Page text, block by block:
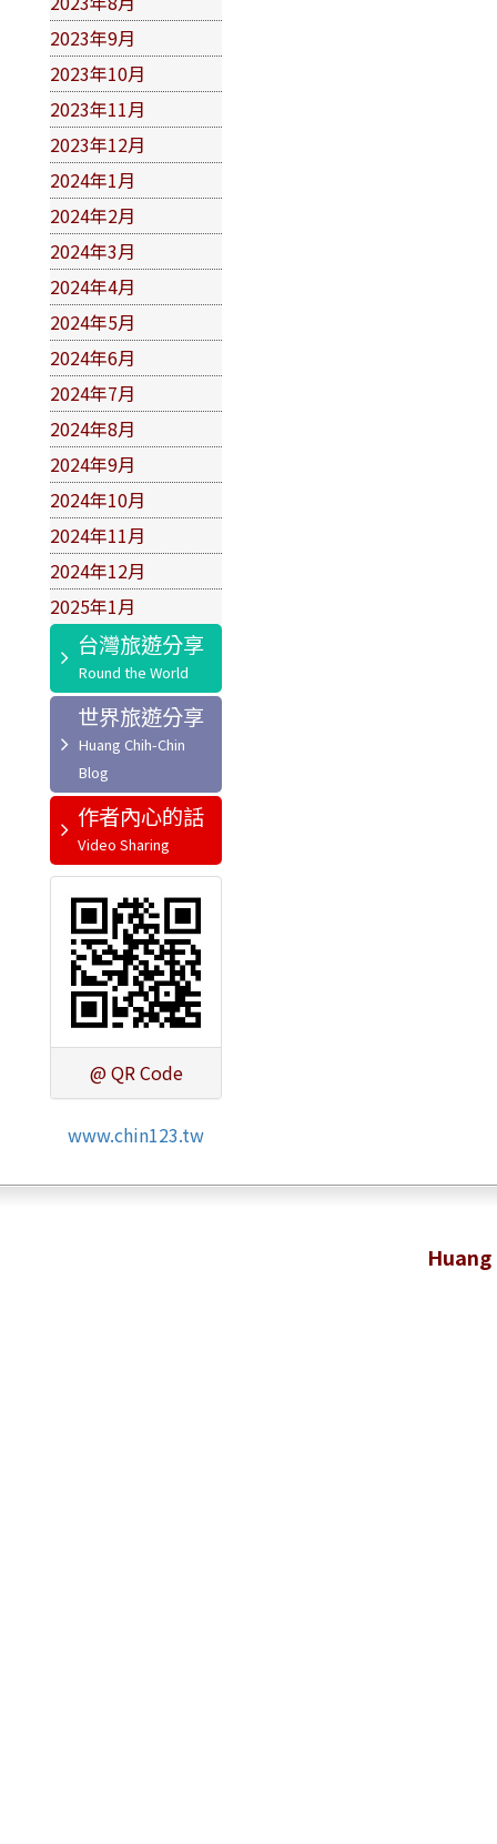
2023年9月
2023年10月
2023年11月
2023年12月
2024年1月
2024年2月
2024年3月
2024年4月
2024年5月
2024年6月
2024年7月
2024年8月
2024年9月
2024年10月
2024年11月
2024年12月
2025年1月
台灣旅遊分享
世界旅遊分享
作者內心的話
@ QR Code
www.chin123.tw